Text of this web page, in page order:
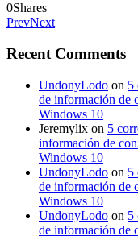
0Shares
PrevNext
Recent Comments
UndonyLodo on 5
de información de
Windows 10
Jeremylix on 5
información de
Windows 10
UndonyLodo on 5
de información de
Windows 10
UndonyLodo on 5
de información de